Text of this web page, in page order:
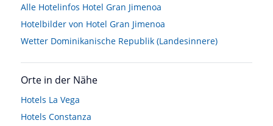
Alle Hotelinfos Hotel Gran Jimenoa
Hotelbilder von Hotel Gran Jimenoa
Wetter Dominikanische Republik (Landesinnere)
Orte in der Nähe
Hotels La Vega
Hotels Constanza